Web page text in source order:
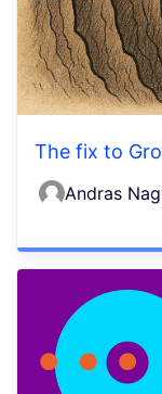
The fix to
Andras